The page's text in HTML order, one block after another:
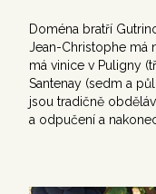
Doména bratří
Jean-Christophe má
má vinice v Puligny
Santenay (sedm a
jsou tradičně
a odpučení a